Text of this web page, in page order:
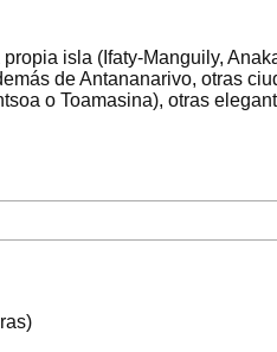
isla (Ifaty-Manguily,
de Antananarivo, otras
o Toamasina), otras